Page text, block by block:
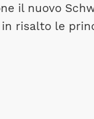
il nuovo
risalto le